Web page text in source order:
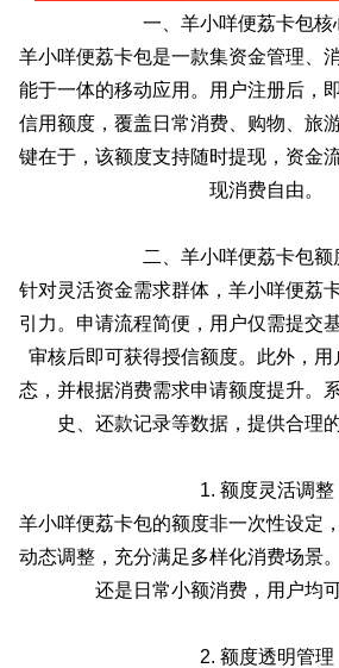
一、羊小咩便荔卡包核
羊小咩便荔卡包是一款集资金管理、
能于一体的移动应用。用户注册后，
信用额度，覆盖日常消费、购物、旅
键在于，该额度支持随时提现，资金
现消费自由。
二、羊小咩便荔卡包额
针对灵活资金需求群体，羊小咩便荔
引力。申请流程简便，用户仅需提交
审核后即可获得授信额度。此外，
态，并根据消费需求申请额度提升。
史、还款记录等数据，提供合理
1. 额度灵活调整
羊小咩便荔卡包的额度非一次性设定
动态调整，充分满足多样化消费场景
还是日常小额消费，用户均
2. 额度透明管理